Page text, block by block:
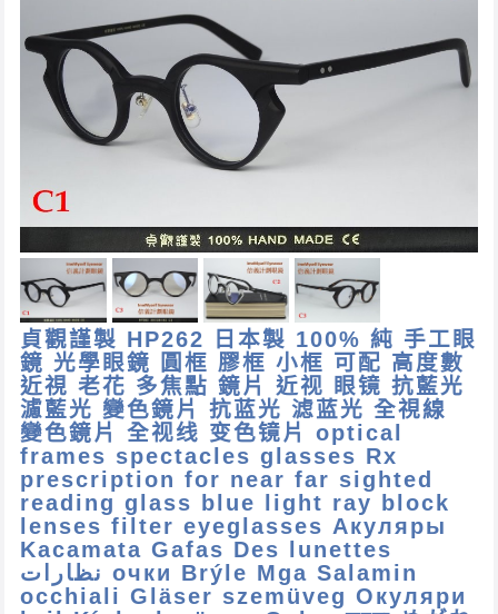
貞觀謹製 HP262 日本製 100% 純 手工眼
鏡 光學眼鏡 圓框 膠框 小框 可配 高度數
近視 老花 多焦點 鏡片 近视 眼镜 抗藍光
濾藍光 變色鏡片 抗蓝光 滤蓝光 全視線
變色鏡片 全视线 变色镜片 optical
frames spectacles glasses Rx
prescription for near far sighted
reading glass blue light ray block
lenses filter eyeglasses Акуляры
Kacamata Gafas Des lunettes
نظارات очки Brýle Mga Salamin
occhiali Gläser szemüveg Окуляри